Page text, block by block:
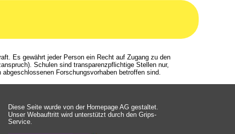
Diese Seite wurde von der Homepage AG gestaltet.
Unser Webauftritt wird unterstützt durch den Grips-
Service.